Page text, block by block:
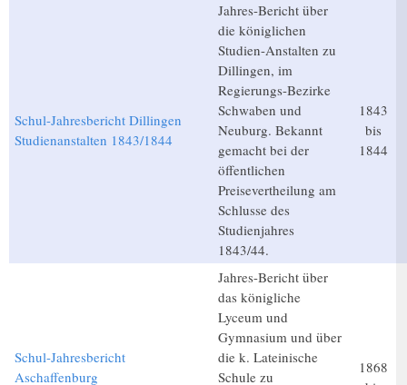
Schul-Jahresbericht Dillingen
Studienanstalten 1843/1844
Jahres-Bericht über
die königlichen
Studien-Anstalten zu
Dillingen, im
Regierungs-Bezirke
Schwaben und
Neuburg. Bekannt
gemacht bei der
öffentlichen
Preisevertheilung am
Schlusse des
Studienjahres
1843/44.
1843
bis
1844
Schul-Jahresbericht
Aschaffenburg
Jahres-Bericht über
das königliche
Lyceum und
Gymnasium und über
die k. Lateinische
Schule zu
1868